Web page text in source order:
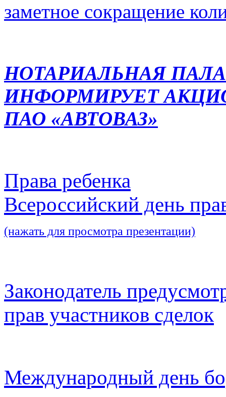
заметное сокращение
НОТАРИАЛЬНАЯ
ИНФОРМИРУЕТ
ПАО «АВТОВАЗ»
Права ребенка
Всероссийский день
(нажать для просмотра презентации)
Законодатель
прав участников сделок
Международный день